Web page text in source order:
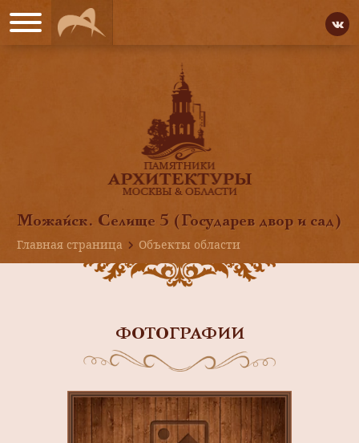
Можайск. Селище 5 (Государев двор и сад)
Главная страница
Объекты области
ФОТОГРАФИИ